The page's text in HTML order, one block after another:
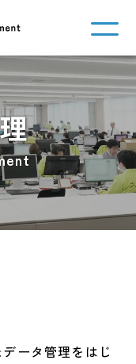
ータ管理をはじ